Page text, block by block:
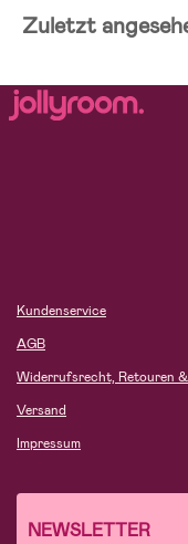
Zuletzt
Kundenservice
AGB
Widerrufsrecht, Retouren
Versand
Impressum
NEWSLETTER